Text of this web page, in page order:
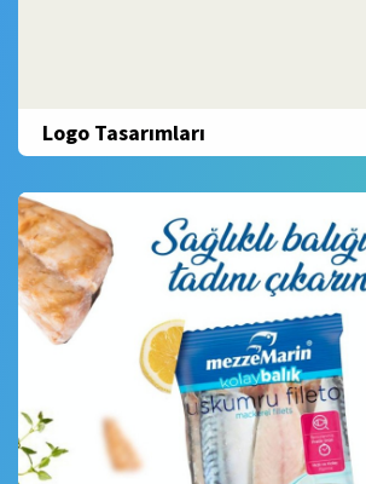
Logo Tasarımları